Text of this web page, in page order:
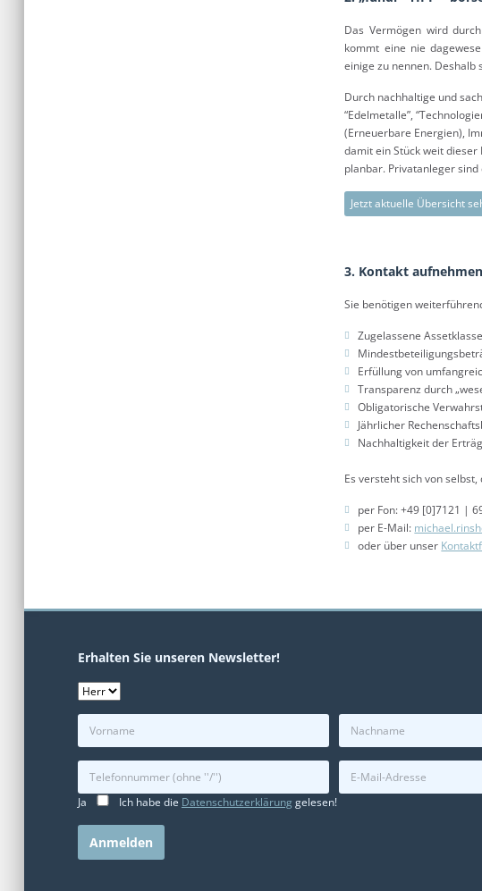
Das Vermögen wird
kommt eine nie
einige zu nennen.
Durch nachhaltige und
“Edelmetalle”,
(Erneuerbare Energien),
damit ein Stück weit
planbar. Privatanleger
Jetzt aktuelle Übersicht
3. Kontakt aufnehmen
Sie benötigen
Zugelassene
Erfüllung von
Transparenz durch
Obligatorische
Jährlicher
Nachhaltigkeit der
Es versteht sich von
per Fon: +49 [0]7121 |
per E-Mail:
oder über unser
Erhalten Sie unseren Newsletter!
Ja Ich habe die Datenschutzerklärung gelesen!